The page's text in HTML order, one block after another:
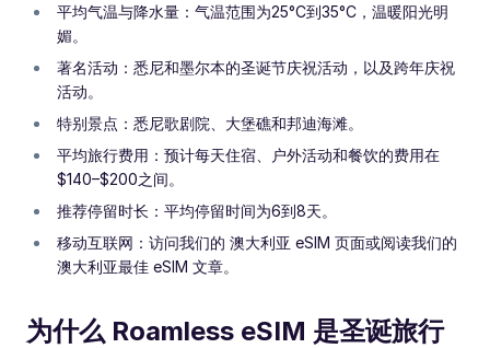
平均气温与降水量：气温范围为25°C到35°C，温暖阳光明
媚。
著名活动：悉尼和墨尔本的圣诞节庆祝活动，以及跨年庆祝
活动。
特别景点：悉尼歌剧院、大堡礁和邦迪海滩。
平均旅行费用：预计每天住宿、户外活动和餐饮的费用在
$140–$200之间。
推荐停留时长：平均停留时间为6到8天。
移动互联网：访问我们的 澳大利亚 eSIM 页面或阅读我们的
澳大利亚最佳 eSIM 文章。
为什么 Roamless eSIM 是圣诞旅行